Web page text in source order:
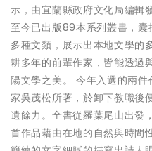
示，由宜蘭縣政府文化局編輯
至今已出版89本系列叢書，
多種文類，展示出本地文學的
耕多年的前輩作家，皆能透過
陽文學之美。 今年入選的兩
家吳茂松所著，於卸下教職後
遺餘力。全書從羅葉尾山出發
首作品藉由在地的自然與時間